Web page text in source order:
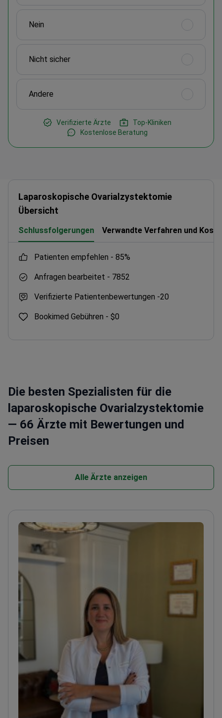
Nein
Nicht sicher
Andere
Verifizierte Ärzte
Top-Kliniken
Kostenlose Beratung
Laparoskopische Ovarialzystektomie
Übersicht
Schlussfolgerungen Verwandte Verfahren und
Patienten empfehlen - 85%
Anfragen bearbeitet - 7852
Verifizierte Patientenbewertungen -20
Bookimed Gebühren - $0
Die besten Spezialisten für die
laparoskopische Ovarialzystektomie
— 66 Ärzte mit Bewertungen und
Preisen
Alle Ärzte anzeigen